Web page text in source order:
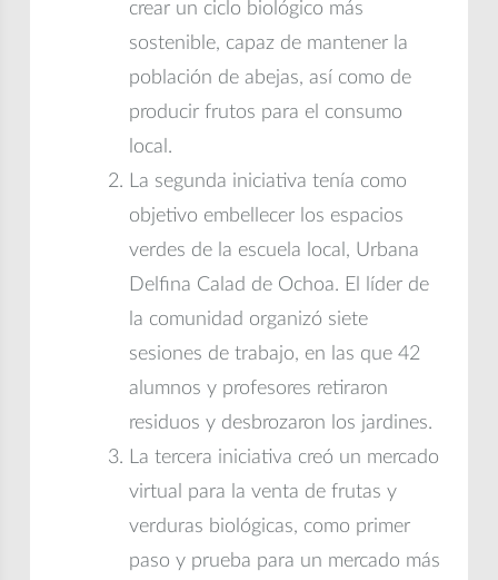
crear un ciclo biológico más
sostenible, capaz de mantener la
población de abejas, así como de
producir frutos para el consumo
local.
La segunda iniciativa tenía como
objetivo embellecer los espacios
verdes de la escuela local, Urbana
Delfina Calad de Ochoa. El líder de
la comunidad organizó siete
sesiones de trabajo, en las que 42
alumnos y profesores retiraron
residuos y desbrozaron los jardines.
La tercera iniciativa creó un mercado
virtual para la venta de frutas y
verduras biológicas, como primer
paso y prueba para un mercado más